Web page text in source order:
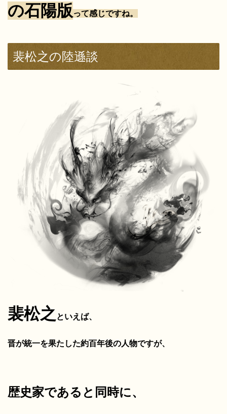
の石陽版 って感じですね。
裴松之の陸遜談
裴松之 といえば、
晋が統一を果たした約百年後の人物ですが、
歴史家であると同時に、